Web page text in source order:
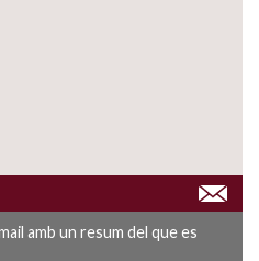
amb un resum del que es